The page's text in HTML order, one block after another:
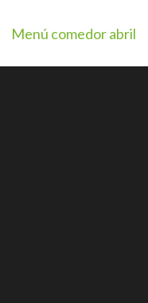
Menú comedor abril